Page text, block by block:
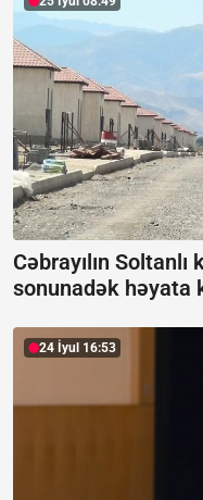
Cəbrayılın
sonunadək həyata
24 İyul 16:53